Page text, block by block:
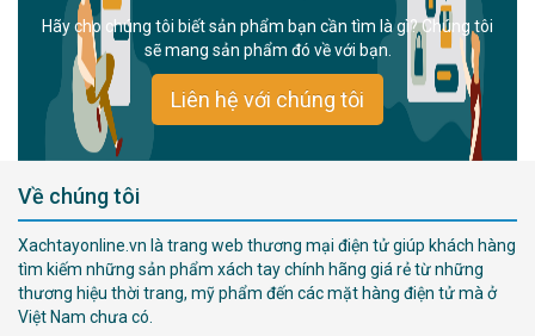
Hãy cho chúng tôi biết sản phẩm bạn cần tìm là gì? Chúng tôi
sẽ mang sản phẩm đó về với bạn.
Liên hệ với chúng tôi
Về chúng tôi
Xachtayonline.vn là trang web thương mại điện tử giúp khách hàng
tìm kiếm những sản phẩm xách tay chính hãng giá rẻ từ những
thương hiệu thời trang, mỹ phẩm đến các mặt hàng điện tử mà ở
Việt Nam chưa có.